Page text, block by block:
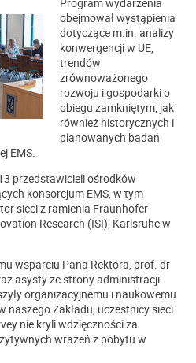
obejmował wystąpienia
dotyczące m.in. analizy
konwergencji w UE,
trendów
zrównoważonego
rozwoju i gospodarki o
obiegu zamkniętym, jak
również historycznych i
planowanych badań
EMS.
przedstawicieli ośrodków
konsorcjum EMS, w tym
sieci z ramienia Fraunhofer
Research (ISI), Karlsruhe w
wsparciu Pana Rektora, prof. dr
asysty ze strony administracji
organizacyjnemu i naukowemu
Zakładu, uczestnicy sieci
nie kryli wdzięczności za
wrażeń z pobytu w